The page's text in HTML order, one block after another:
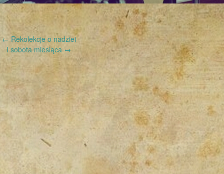
← Rekolekcje o nadziei
I sobota miesiąca →